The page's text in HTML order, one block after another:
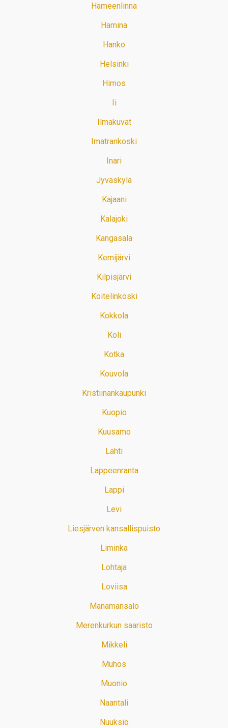
Hämeenlinna
Hamina
Hanko
Helsinki
Himos
Ii
Ilmakuvat
Imatrankoski
Inari
Jyväskylä
Kajaani
Kalajoki
Kangasala
Kemijärvi
Kilpisjärvi
Koitelinkoski
Kokkola
Koli
Kotka
Kouvola
Kristiinankaupunki
Kuopio
Kuusamo
Lahti
Lappeenranta
Lappi
Levi
Liesjärven kansallispuisto
Liminka
Lohtaja
Loviisa
Manamansalo
Merenkurkun saaristo
Mikkeli
Muhos
Muonio
Naantali
Nuuksio